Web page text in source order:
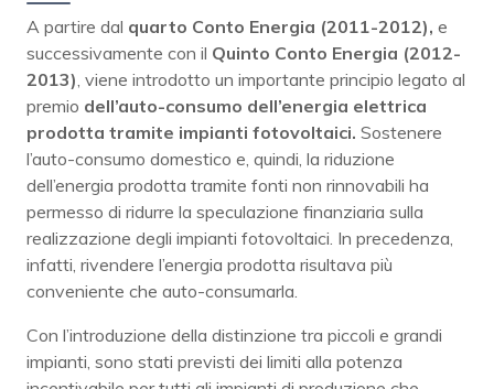
A partire dal quarto Conto Energia (2011-2012), e
successivamente con il Quinto Conto Energia (2012-
2013), viene introdotto un importante principio legato al
premio dell’auto-consumo dell’energia elettrica
prodotta tramite impianti fotovoltaici. Sostenere
l’auto-consumo domestico e, quindi, la riduzione
dell’energia prodotta tramite fonti non rinnovabili ha
permesso di ridurre la speculazione finanziaria sulla
realizzazione degli impianti fotovoltaici. In precedenza,
infatti, rivendere l’energia prodotta risultava più
conveniente che auto-consumarla.
Con l’introduzione della distinzione tra piccoli e grandi
impianti, sono stati previsti dei limiti alla potenza